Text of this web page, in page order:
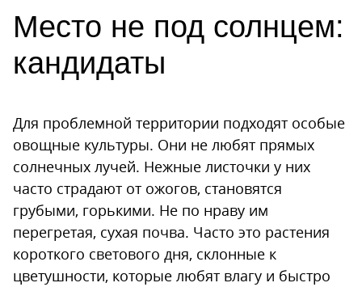
Место не под солнцем:
кандидаты
Для проблемной территории подходят особые
овощные культуры. Они не любят прямых
солнечных лучей. Нежные листочки у них
часто страдают от ожогов, становятся
грубыми, горькими. Не по нраву им
перегретая, сухая почва. Часто это растения
короткого светового дня, склонные к
цветушности, которые любят влагу и быстро